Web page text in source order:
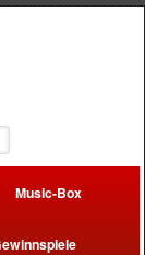
Music-Box